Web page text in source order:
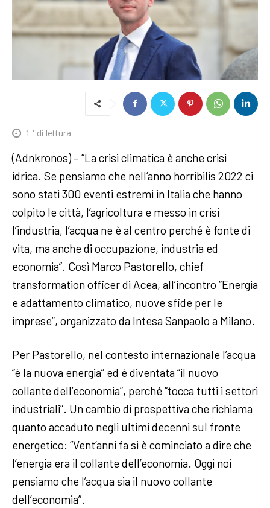
1 ' di lettura
(Adnkronos) – “La crisi climatica è anche crisi
idrica. Se pensiamo che nell’anno horribilis 2022 ci
sono stati 300 eventi estremi in Italia che hanno
colpito le città, l’agricoltura e messo in crisi
l’industria, l’acqua ne è al centro perché è fonte di
vita, ma anche di occupazione, industria ed
economia”. Così Marco Pastorello, chief
transformation officer di Acea, all’incontro “Energia
e adattamento climatico, nuove sfide per le
imprese”, organizzato da Intesa Sanpaolo a Milano.
Per Pastorello, nel contesto internazionale l’acqua
“è la nuova energia” ed è diventata “il nuovo
collante dell’economia”, perché “tocca tutti i settori
industriali”. Un cambio di prospettiva che richiama
quanto accaduto negli ultimi decenni sul fronte
energetico: “Vent’anni fa si è cominciato a dire che
l’energia era il collante dell’economia. Oggi noi
pensiamo che l’acqua sia il nuovo collante
dell’economia”.